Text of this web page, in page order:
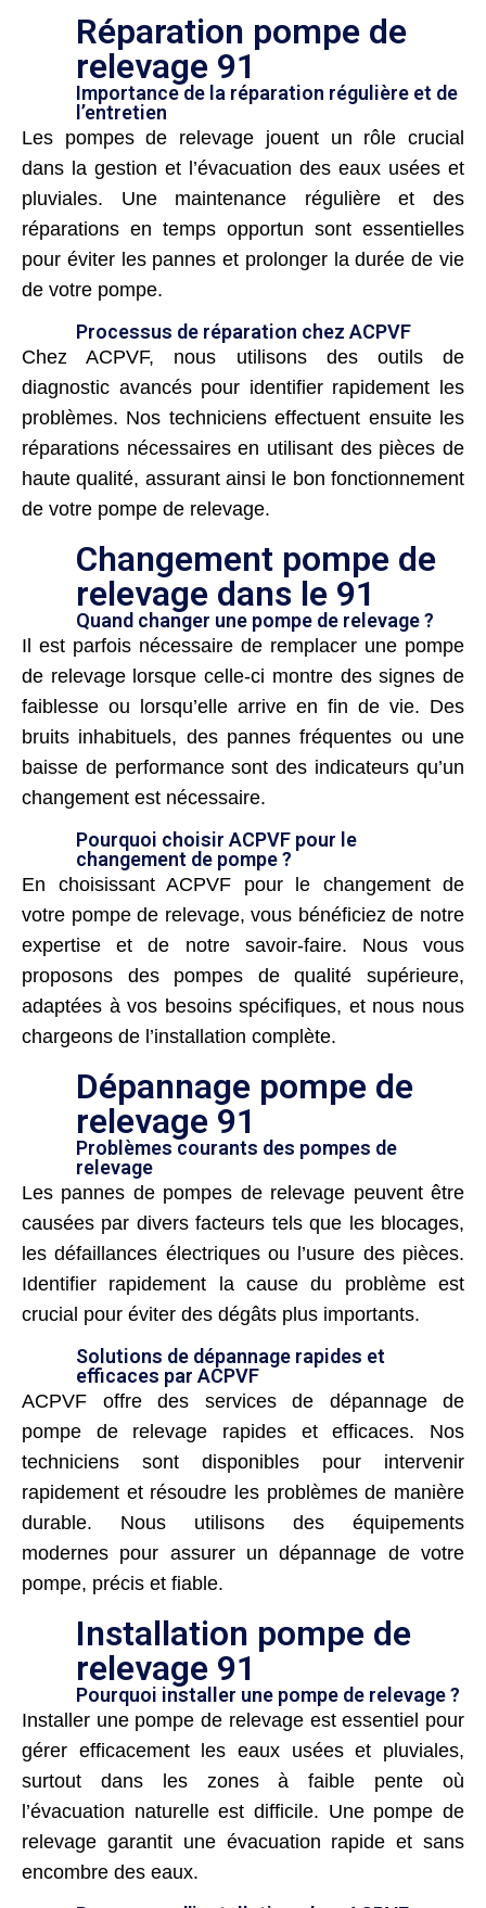
Réparation pompe de
relevage 91
Importance de la réparation régulière et de
l’entretien
Les pompes de relevage jouent un rôle crucial
dans la gestion et l’évacuation des eaux usées et
pluviales. Une maintenance régulière et des
réparations en temps opportun sont essentielles
pour éviter les pannes et prolonger la durée de vie
de votre pompe.
Processus de réparation chez ACPVF
Chez ACPVF, nous utilisons des outils de
diagnostic avancés pour identifier rapidement les
problèmes. Nos techniciens effectuent ensuite les
réparations nécessaires en utilisant des pièces de
haute qualité, assurant ainsi le bon fonctionnement
de votre pompe de relevage.
Changement pompe de
relevage dans le 91
Quand changer une pompe de relevage ?
Il est parfois nécessaire de remplacer une pompe
de relevage lorsque celle-ci montre des signes de
faiblesse ou lorsqu’elle arrive en fin de vie. Des
bruits inhabituels, des pannes fréquentes ou une
baisse de performance sont des indicateurs qu’un
changement est nécessaire.
Pourquoi choisir ACPVF pour le
changement de pompe ?
En choisissant ACPVF pour le changement de
votre pompe de relevage, vous bénéficiez de notre
expertise et de notre savoir-faire. Nous vous
proposons des pompes de qualité supérieure,
adaptées à vos besoins spécifiques, et nous nous
chargeons de l’installation complète.
Dépannage pompe de
relevage 91
Problèmes courants des pompes de
relevage
Les pannes de pompes de relevage peuvent être
causées par divers facteurs tels que les blocages,
les défaillances électriques ou l’usure des pièces.
Identifier rapidement la cause du problème est
crucial pour éviter des dégâts plus importants.
Solutions de dépannage rapides et
efficaces par ACPVF
ACPVF offre des services de dépannage de
pompe de relevage rapides et efficaces. Nos
techniciens sont disponibles pour intervenir
rapidement et résoudre les problèmes de manière
durable. Nous utilisons des équipements
modernes pour assurer un dépannage de votre
pompe, précis et fiable.
Installation pompe de
relevage 91
Pourquoi installer une pompe de relevage ?
Installer une pompe de relevage est essentiel pour
gérer efficacement les eaux usées et pluviales,
surtout dans les zones à faible pente où
l’évacuation naturelle est difficile. Une pompe de
relevage garantit une évacuation rapide et sans
encombre des eaux.